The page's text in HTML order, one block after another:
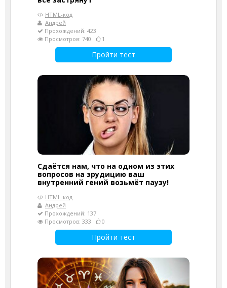
HTML-код
Андрей
Прохождений: 423
Просмотров: 740
1
Пройти тест
Сдаётся нам, что на одном из этих
вопросов на эрудицию ваш
внутренний гений возьмёт паузу!
HTML-код
Андрей
Прохождений: 137
Просмотров: 333
0
Пройти тест